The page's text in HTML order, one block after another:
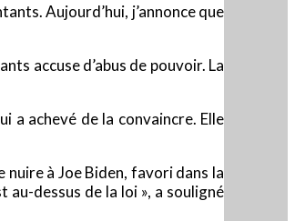
Aujourd’hui, j’annonce que
accuse d’abus de pouvoir. La
a achevé de la convaincre. Elle
nuire à Joe Biden, favori dans la
dessus de la loi », a souligné